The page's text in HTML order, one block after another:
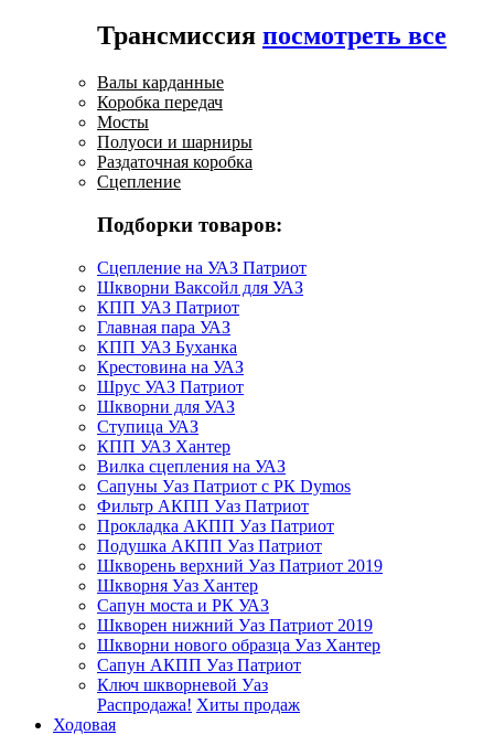
Трансмиссия посмотреть все
Валы карданные
Коробка передач
Мосты
Полуоси и шарниры
Раздаточная коробка
Сцепление
Подборки товаров:
Сцепление на УАЗ Патриот
Шкворни Ваксойл для УАЗ
КПП УАЗ Патриот
Главная пара УАЗ
КПП УАЗ Буханка
Крестовина на УАЗ
Шрус УАЗ Патриот
Шкворни для УАЗ
Ступица УАЗ
КПП УАЗ Хантер
Вилка сцепления на УАЗ
Сапуны Уаз Патриот с РК Dymos
Фильтр АКПП Уаз Патриот
Прокладка АКПП Уаз Патриот
Подушка АКПП Уаз Патриот
Шкворень верхний Уаз Патриот 2019
Шкворня Уаз Хантер
Сапун моста и РК УАЗ
Шкворен нижний Уаз Патриот 2019
Шкворни нового образца Уаз Хантер
Сапун АКПП Уаз Патриот
Ключ шкворневой Уаз
Распродажа! Хиты продаж
Ходовая